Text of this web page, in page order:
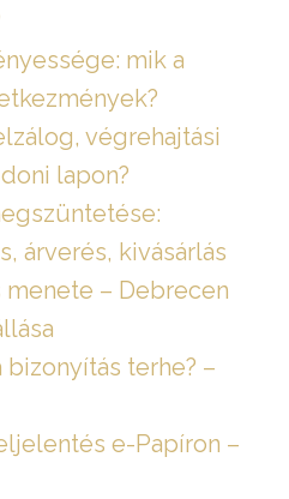
mik a
végrehajtási
lapon?
árverés, kivásárlás
menete – Debrecen
bizonyítás terhe? –
e-Papíron –